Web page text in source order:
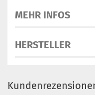
MEHR INFOS
HERSTELLER